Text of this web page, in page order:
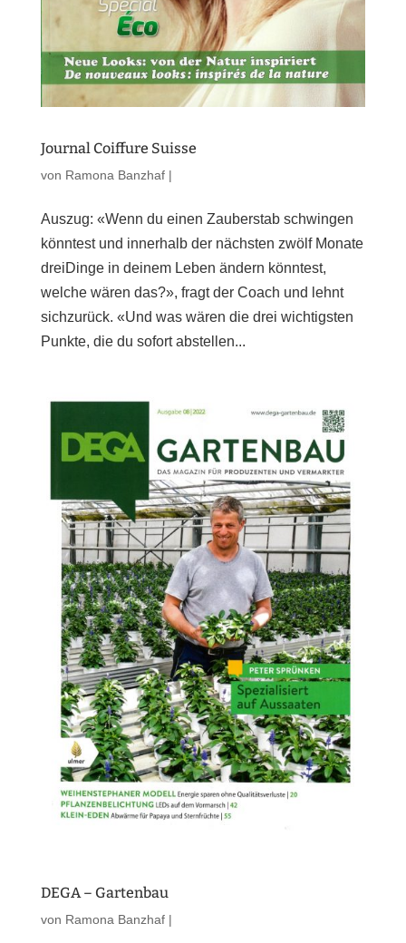
Journal Coiffure Suisse
von Ramona Banzhaf|
Auszug: «Wenn du einen Zauberstab schwingen
könntest und innerhalb der nächsten zwölf Monate
dreiDinge in deinem Leben ändern könntest,
welche wären das?», fragt der Coach und lehnt
sichzurück. «Und was wären die drei wichtigsten
Punkte, die du sofort abstellen...
DEGA – Gartenbau
von Ramona Banzhaf|